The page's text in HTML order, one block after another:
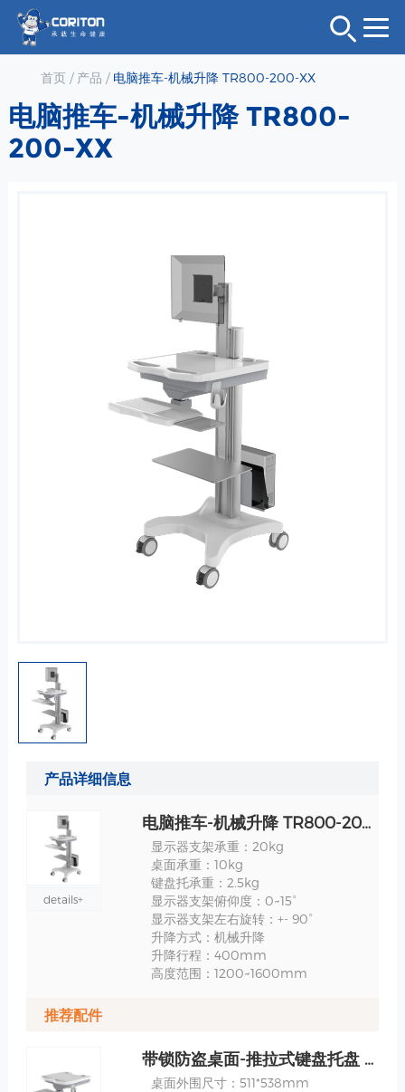
首页/ 产品 / 电脑推车-机械升降 TR800-200-XX
电脑推车-机械升降 TR800-
200-XX
产品详细信息
details+
电脑推车-机械升降 TR800-200-XX 规格
显示器支架承重：20kg
桌面承重：10kg
键盘托承重：2.5kg
显示器支架俯仰度：0~15°
显示器支架左右旋转：+- 90°
升降方式：机械升降
升降行程：400mm
高度范围：1200~1600mm
推荐配件
带锁防盗桌面-推拉式键盘托盘 规格
桌面外围尺寸：511*538mm